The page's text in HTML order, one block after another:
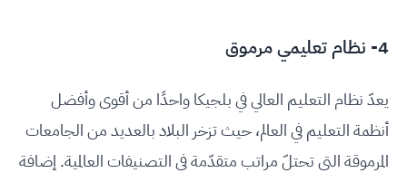
4- نظام تعليمي مرموق
يعدّ نظام التعليم العالي في بلجيكا واحدًا من أقوى وأفضل
أنظمة التعليم في العالم، حيث تزخر البلاد بالعديد من الجامعات
المرموقة التي تحتلّ مراتب متقدّمة في التصنيفات العالمية. إضافة